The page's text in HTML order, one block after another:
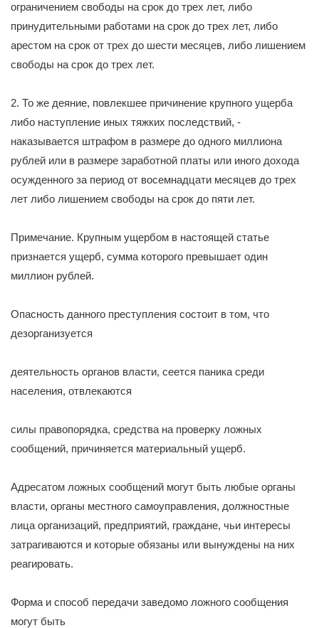
ограничением свободы на срок до трех лет, либо
принудительными работами на срок до трех лет, либо
арестом на срок от трех до шести месяцев, либо лишением
свободы на срок до трех лет.
2. То же деяние, повлекшее причинение крупного ущерба
либо наступление иных тяжких последствий, -
наказывается штрафом в размере до одного миллиона
рублей или в размере заработной платы или иного дохода
осужденного за период от восемнадцати месяцев до трех
лет либо лишением свободы на срок до пяти лет.
Примечание. Крупным ущербом в настоящей статье
признается ущерб, сумма которого превышает один
миллион рублей.
Опасность данного преступления состоит в том, что
дезорганизуется
деятельность органов власти, сеется паника среди
населения, отвлекаются
силы правопорядка, средства на проверку ложных
сообщений, причиняется материальный ущерб.
Адресатом ложных сообщений могут быть любые органы
власти, органы местного самоуправления, должностные
лица организаций, предприятий, граждане, чьи интересы
затрагиваются и которые обязаны или вынуждены на них
реагировать.
Форма и способ передачи заведомо ложного сообщения
могут быть